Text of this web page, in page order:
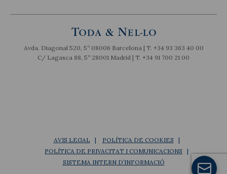
Avda. Diagonal 520, 5º 08006 Barcelona | T. +34 93 363 40 00
C/ Lagasca 88, 5º 28001 Madrid | T. +34 91 700 21 00
AVIS LEGAL
POLÍTICA DE COOKIES
POLÍTICA DE PRIVACITAT I COMUNICACIONS
SISTEMA INTERN D’INFORMACIÓ